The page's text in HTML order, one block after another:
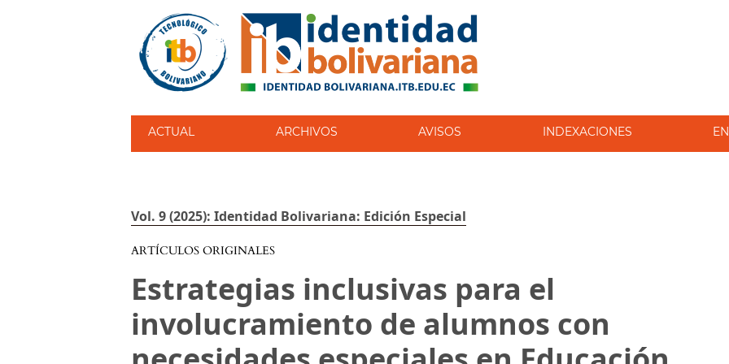
ACTUAL ARCHIVOS AVISOS INDEXACIONES
Vol. 9 (2025): Identidad Bolivariana: Edición Especial
ARTÍCULOS ORIGINALES
Estrategias inclusivas para el
involucramiento de alumnos con